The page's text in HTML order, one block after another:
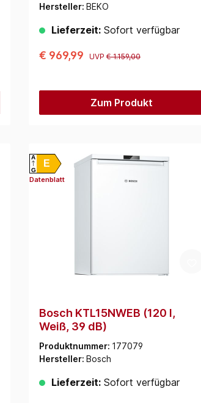
Hersteller: BEKO
Lieferzeit: Sofort verfügbar
€ 969,99 UVP € 1.159,00
Zum Produkt
E
A
G
Datenblatt
Bosch KTL15NWEB (120 l,
Weiß, 39 dB)
Produktnummer: 177079
Hersteller: Bosch
Lieferzeit: Sofort verfügbar